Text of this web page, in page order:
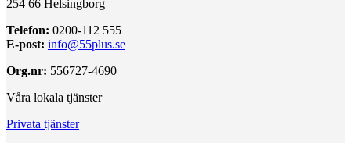
254 66 Helsingborg
Telefon: 0200-112 555
E-post: info@55plus.se
Org.nr: 556727-4690
Våra lokala tjänster
Privata tjänster